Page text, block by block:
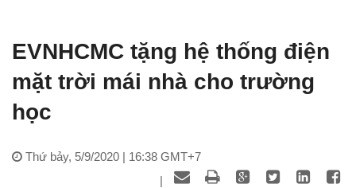
EVNHCMC tặng hệ thống điện
mặt trời mái nhà cho trường
học
Thứ bảy, 5/9/2020 | 16:38 GMT+7
|